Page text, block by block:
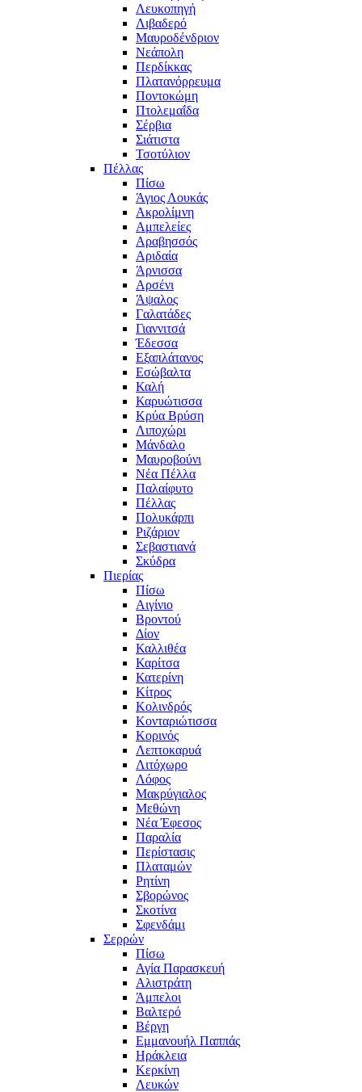
Λευκοπηγή
Λιβαδερό
Μαυροδένδριον
Νεάπολη
Περδίκκας
Πλατανόρρευμα
Ποντοκώμη
Πτολεμαΐδα
Σέρβια
Σιάτιστα
Τσοτύλιον
Πέλλας
Πίσω
Άγιος Λουκάς
Ακρολίμνη
Αμπελείες
Αραβησσός
Αριδαία
Άρνισσα
Αρσένι
Άψαλος
Γαλατάδες
Γιαννιτσά
Έδεσσα
Εξαπλάτανος
Εσώβαλτα
Καλή
Καρυώτισσα
Κρύα Βρύση
Λιποχώρι
Μάνδαλο
Μαυροβούνι
Νέα Πέλλα
Παλαίφυτο
Πέλλας
Πολυκάρπι
Ριζάριον
Σεβαστιανά
Σκύδρα
Πιερίας
Πίσω
Αιγίνιο
Βροντού
Δίον
Καλλιθέα
Καρίτσα
Κατερίνη
Κίτρος
Κολινδρός
Κονταριώτισσα
Κορινός
Λεπτοκαρυά
Λιτόχωρο
Λόφος
Μακρύγιαλος
Μεθώνη
Νέα Έφεσος
Παραλία
Περίστασις
Πλαταμών
Ρητίνη
Σβορώνος
Σκοτίνα
Σφενδάμι
Σερρών
Πίσω
Αγία Παρασκευή
Αλιστράτη
Άμπελοι
Βαλτερό
Βέργη
Εμμανουήλ Παππάς
Ηράκλεια
Κερκίνη
Λευκών